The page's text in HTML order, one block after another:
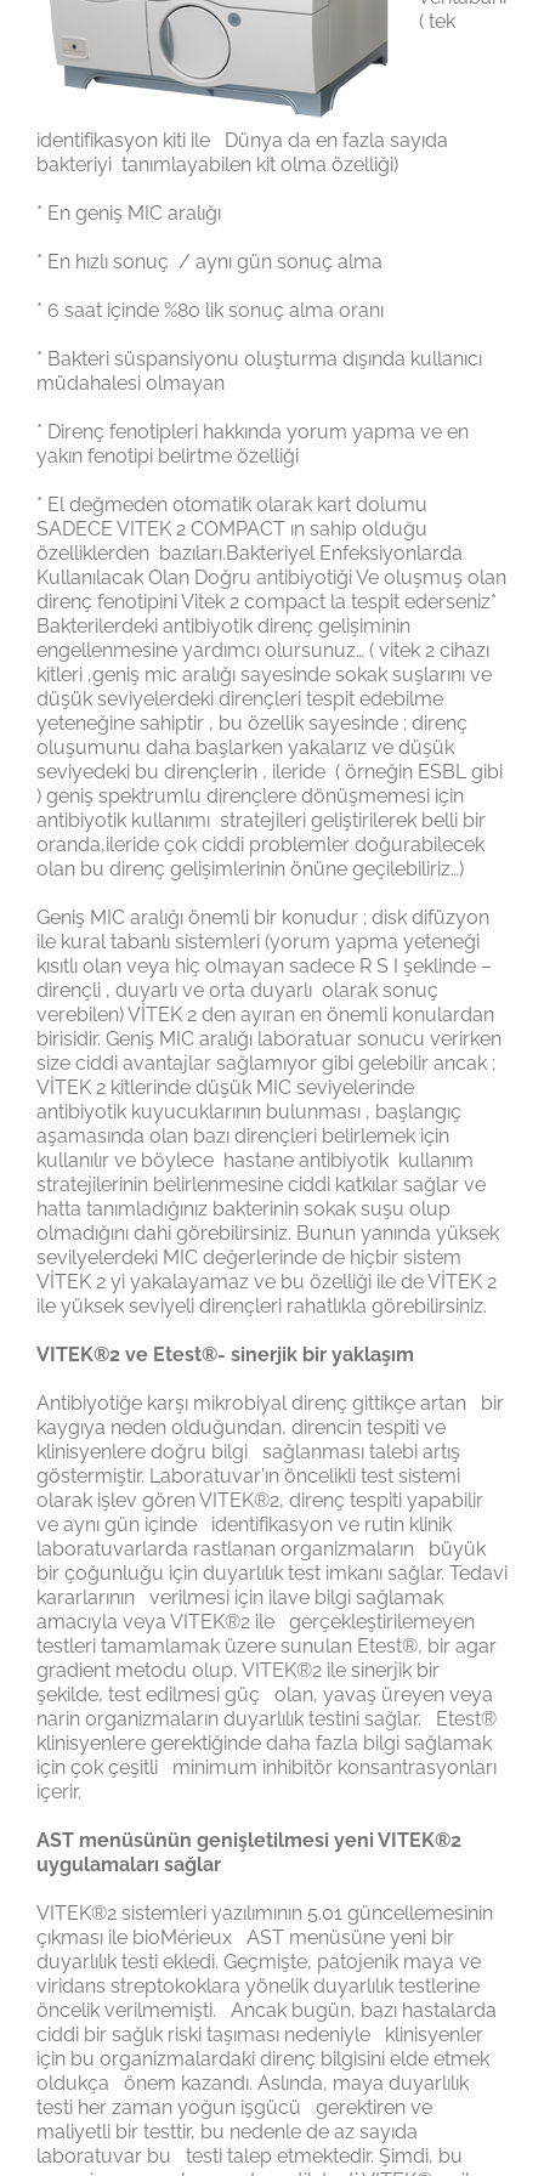
( tek
identifikasyon kiti ile Dünya da en fazla sayıda
bakteriyi tanımlayabilen kit olma özelliği)
* En geniş MIC aralığı
* En hızlı sonuç / aynı gün sonuç alma
* 6 saat içinde %80 lik sonuç alma oranı
* Bakteri süspansiyonu oluşturma dışında kullanıcı
müdahalesi olmayan
* Direnç fenotipleri hakkında yorum yapma ve en
yakın fenotipi belirtme özelliği
* El değmeden otomatik olarak kart dolumu
SADECE VITEK 2 COMPACT ın sahip olduğu
özelliklerden bazıları.Bakteriyel Enfeksiyonlarda
Kullanılacak Olan Doğru antibiyotiği Ve oluşmuş olan
direnç fenotipini Vitek 2 compact la tespit ederseniz*
Bakterilerdeki antibiyotik direnç gelişiminin
engellenmesine yardımcı olursunuz… ( vitek 2 cihazı
kitleri ,geniş mic aralığı sayesinde sokak suşlarını ve
düşük seviyelerdeki dirençleri tespit edebilme
yeteneğine sahiptir , bu özellik sayesinde ; direnç
oluşumunu daha başlarken yakalarız ve düşük
seviyedeki bu dirençlerin , ileride ( örneğin ESBL gibi
) geniş spektrumlu dirençlere dönüşmemesi için
antibiyotik kullanımı stratejileri geliştirilerek belli bir
oranda,ileride çok ciddi problemler doğurabilecek
olan bu direnç gelişimlerinin önüne geçilebiliriz…)
Geniş MIC aralığı önemli bir konudur ; disk difüzyon
ile kural tabanlı sistemleri (yorum yapma yeteneği
kısıtlı olan veya hiç olmayan sadece R S I şeklinde –
dirençli , duyarlı ve orta duyarlı olarak sonuç
verebilen) VİTEK 2 den ayıran en önemli konulardan
birisidir. Geniş MIC aralığı laboratuar sonucu verirken
size ciddi avantajlar sağlamıyor gibi gelebilir ancak ;
VİTEK 2 kitlerinde düşük MIC seviyelerinde
antibiyotik kuyucuklarının bulunması , başlangıç
aşamasında olan bazı dirençleri belirlemek için
kullanılır ve böylece hastane antibiyotik kullanım
stratejilerinin belirlenmesine ciddi katkılar sağlar ve
hatta tanımladığınız bakterinin sokak suşu olup
olmadığını dahi görebilirsiniz. Bunun yanında yüksek
sevilyelerdeki MIC değerlerinde de hiçbir sistem
VİTEK 2 yi yakalayamaz ve bu özelliği ile de VİTEK 2
ile yüksek seviyeli dirençleri rahatlıkla görebilirsiniz.
VITEK®2 ve Etest®- sinerjik bir yaklaşım
Antibiyotiğe karşı mikrobiyal direnç gittikçe artan bir
kaygıya neden olduğundan, direncin tespiti ve
klinisyenlere doğru bilgi sağlanması talebi artış
göstermiştir. Laboratuvar’ın öncelikli test sistemi
olarak işlev gören VITEK®2, direnç tespiti yapabilir
ve aynı gün içinde identifikasyon ve rutin klinik
laboratuvarlarda rastlanan organizmaların büyük
bir çoğunluğu için duyarlılık test imkanı sağlar. Tedavi
kararlarının verilmesi için ilave bilgi sağlamak
amacıyla veya VITEK®2 ile gerçekleştirilemeyen
testleri tamamlamak üzere sunulan Etest®, bir agar
gradient metodu olup, VITEK®2 ile sinerjik bir
şekilde, test edilmesi güç olan, yavaş üreyen veya
narin organizmaların duyarlılık testini sağlar. Etest®
klinisyenlere gerektiğinde daha fazla bilgi sağlamak
için çok çeşitli minimum inhibitör konsantrasyonları
içerir.
AST menüsünün genişletilmesi yeni VITEK®2
uygulamaları sağlar
VITEK®2 sistemleri yazılımının 5.01 güncellemesinin
çıkması ile bioMérieux AST menüsüne yeni bir
duyarlılık testi ekledi. Geçmişte, patojenik maya ve
viridans streptokoklara yönelik duyarlılık testlerine
öncelik verilmemişti. Ancak bugün, bazı hastalarda
ciddi bir sağlık riski taşıması nedeniyle klinisyenler
için bu organizmalardaki direnç bilgisini elde etmek
oldukça önem kazandı. Aslında, maya duyarlılık
testi her zaman yoğun işgücü gerektiren ve
maliyetli bir testtir, bu nedenle de az sayıda
laboratuvar bu testi talep etmektedir. Şimdi, bu